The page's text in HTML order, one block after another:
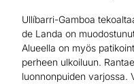
Ullíbarri-Gamboa
de Landa on
Alueella on myös
perheen ulkoiluun.
luonnonpuiden varjossa.